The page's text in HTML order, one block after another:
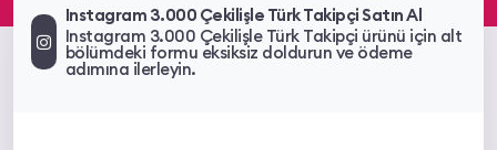
Instagram 3.000 Çekilişle Türk Takipçi Satın Al
Instagram 3.000 Çekilişle Türk Takipçi ürünü için alt
bölümdeki formu eksiksiz doldurun ve ödeme
adımına ilerleyin.